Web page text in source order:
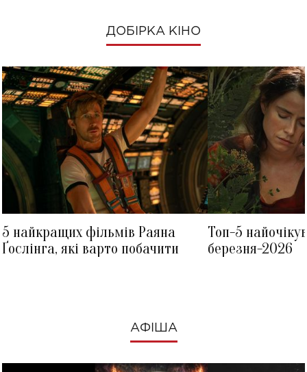
ДОБІРКА КІНО
5 найкращих фільмів Раяна
Ґослінга, які варто побачити
Топ-5
березня-2026
АФІША